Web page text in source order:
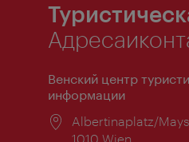
Венский центр
информации
Расположение:
Albertinaplatz/
1010 Wien